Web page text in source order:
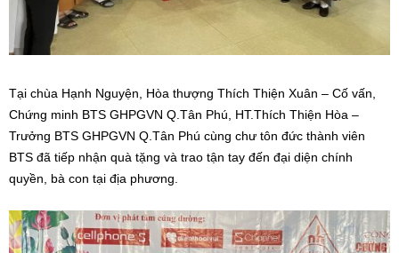
Tại chùa Hạnh Nguyện, Hòa thượng Thích Thiện Xuân – Cố vấn,
Chứng minh BTS GHPGVN Q.Tân Phú, HT.Thích Thiện Hòa –
Trưởng BTS GHPGVN Q.Tân Phú cùng chư tôn đức thành viên
BTS đã tiếp nhận quà tặng và trao tận tay đến đại diện chính
quyền, bà con tại địa phương.